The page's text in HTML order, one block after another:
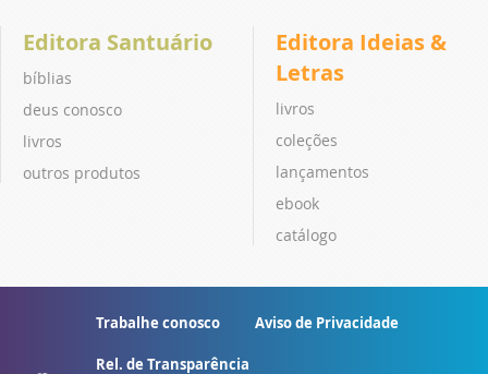
Editora Santuário
bíblias
deus conosco
livros
outros produtos
Editora Ideias &
Letras
livros
coleções
lançamentos
ebook
catálogo
Trabalhe conosco Aviso de Privacidade
Rel. de Transparência